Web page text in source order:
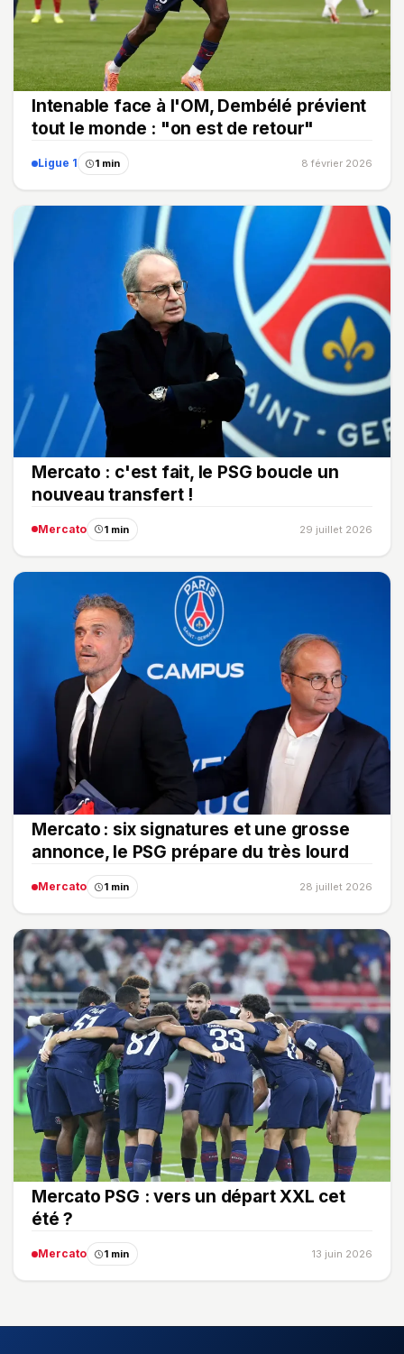
Intenable face à l'OM, Dembélé prévient
tout le monde : "on est de retour"
Ligue 1 1 min 8 février 2026
Mercato : c'est fait, le PSG boucle un
nouveau transfert !
Mercato 1 min 29 juillet 2026
Mercato : six signatures et une grosse
annonce, le PSG prépare du très lourd
Mercato 1 min 28 juillet 2026
Mercato PSG : vers un départ XXL cet
été ?
Mercato 1 min 13 juin 2026